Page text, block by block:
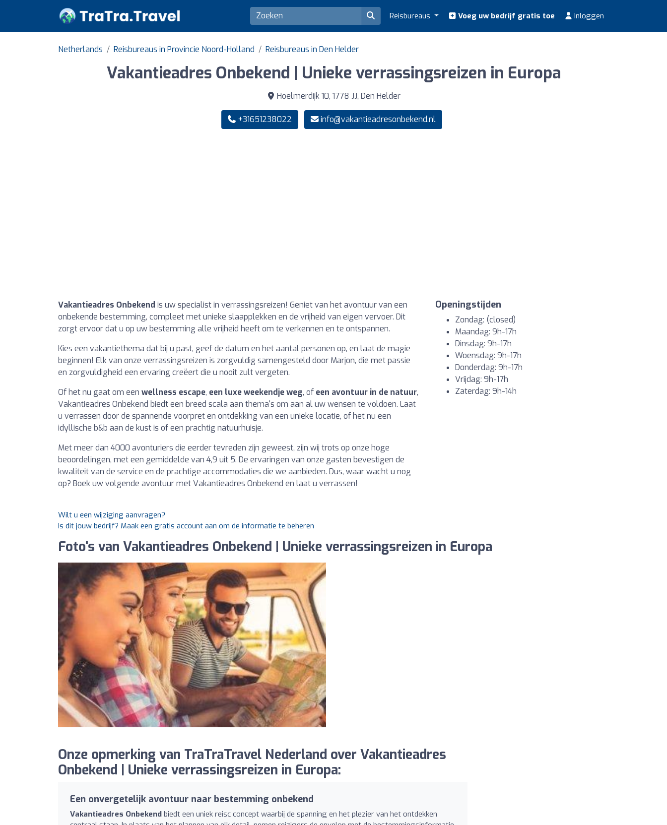
Reisbureaus Voeg uw bedrijf gratis toe Inloggen
Netherlands Reisbureaus in Provincie Noord-Holland Reisbureaus in Den Helder
Vakantieadres Onbekend | Unieke verrassingsreizen in Europa
Hoelmerdijk 10, 1778 JJ, Den Helder
+31651238022 info@vakantieadresonbekend.nl
Vakantieadres Onbekend is uw specialist in verrassingsreizen! Geniet van het avontuur van een
onbekende bestemming, compleet met unieke slaapplekken en de vrijheid van eigen vervoer. Dit
zorgt ervoor dat u op uw bestemming alle vrijheid heeft om te verkennen en te ontspannen.
Kies een vakantiethema dat bij u past, geef de datum en het aantal personen op, en laat de magie
beginnen! Elk van onze verrassingsreizen is zorgvuldig samengesteld door Marjon, die met passie
en zorgvuldigheid een ervaring creëert die u nooit zult vergeten.
Of het nu gaat om een wellness escape, een luxe weekendje weg, of een avontuur in de natuur,
Vakantieadres Onbekend biedt een breed scala aan thema's om aan al uw wensen te voldoen. Laat
u verrassen door de spannende voorpret en ontdekking van een unieke locatie, of het nu een
idyllische b&b aan de kust is of een prachtig natuurhuisje.
Met meer dan 4000 avonturiers die eerder tevreden zijn geweest, zijn wij trots op onze hoge
beoordelingen, met een gemiddelde van 4,9 uit 5. De ervaringen van onze gasten bevestigen de
kwaliteit van de service en de prachtige accommodaties die we aanbieden. Dus, waar wacht u nog
op? Boek uw volgende avontuur met Vakantieadres Onbekend en laat u verrassen!
Openingstijden
Zondag: (closed)
Maandag: 9h-17h
Dinsdag: 9h-17h
Woensdag: 9h-17h
Donderdag: 9h-17h
Vrijdag: 9h-17h
Zaterdag: 9h-14h
Wilt u een wijziging aanvragen?
Is dit jouw bedrijf? Maak een gratis account aan om de informatie te beheren
Foto's van Vakantieadres Onbekend | Unieke verrassingsreizen in Europa
Onze opmerking van TraTraTravel Nederland over Vakantieadres
Onbekend | Unieke verrassingsreizen in Europa:
Een onvergetelijk avontuur naar bestemming onbekend
Vakantieadres Onbekend biedt een uniek reisc concept waarbij de spanning en het plezier van het ontdekken